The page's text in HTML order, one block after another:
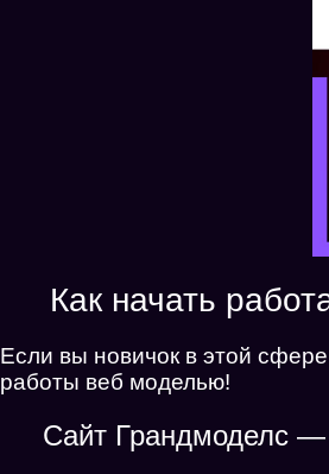
Как начать
Если вы новичок в этой
работы веб моделью!
Сайт Грандмоделс —